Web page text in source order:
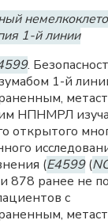
1-й линии
.
1-й
НПНМРЛ
открытого
(E4599(
878 ранее не
с